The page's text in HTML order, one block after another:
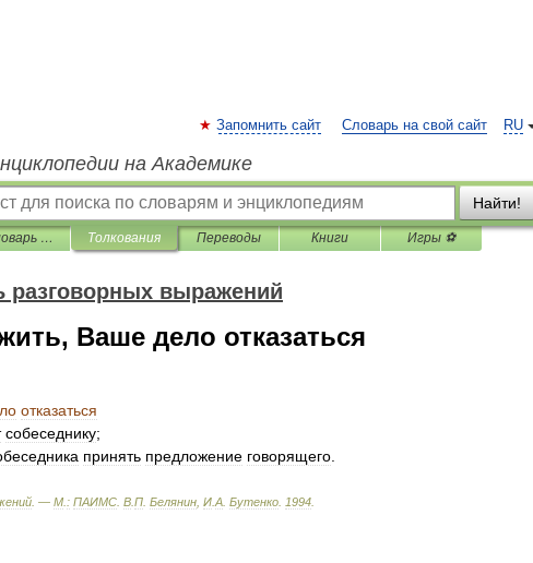
RU
Запомнить сайт Словарь на свой сайт
на Академике
Найти!
Живая речь. Словарь разговорных выражений Толкования Переводы Книги Игры ⚽
выражений
Ваше дело отказаться
отказаться
собеседнику;
принять предложение говорящего
. — М : ПАИМС В П Белянин И А Бутенко 1994